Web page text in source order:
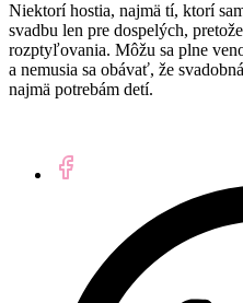
Niektorí hostia, najmä tí, ktorí
svadbu len pre dospelých,
rozptyľovania. Môžu sa plne
a nemusia sa obávať, že
najmä potrebám detí.